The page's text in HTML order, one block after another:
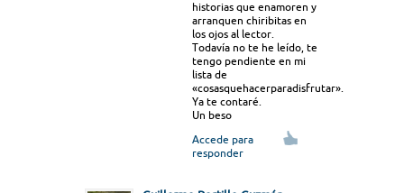
historias que enamoren y
arranquen chiribitas en
los ojos al lector.
Todavía no te he leído, te
tengo pendiente en mi
lista de
«cosasquehacerparadisfrutar».
Ya te contaré.
Un beso
Accede para
responder